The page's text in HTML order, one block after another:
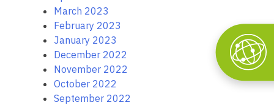
March 2023
February 2023
January 2023
December 2022
November 2022
October 2022
September 2022